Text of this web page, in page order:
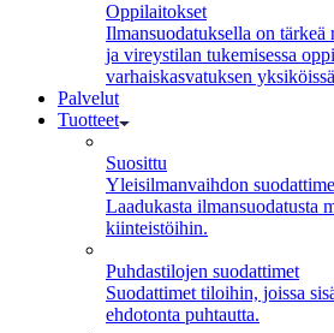
Oppilaitokset
Ilmansuodatuksella on
ja vireystilan tukemisessa
varhaiskasvatuksen
Palvelut
Tuotteet
Suosittu
Yleisilmanvaihdon
Laadukasta ilmansuodatusta
kiinteistöihin.
Puhdastilojen suodattimet
Suodattimet tiloihin, joissa
ehdotonta puhtautta.